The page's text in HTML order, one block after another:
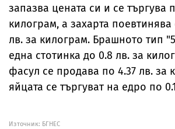
запазва цената си и се търгува
килограм, а захарта поевтинява
лв. за килограм. Брашното тип
една стотинка до 0.8 лв. за
фасул се продава по 4.37 лв. за
яйцата се търгуват на едро по
Източник: БГНЕС